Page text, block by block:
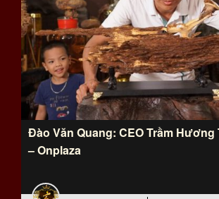
Đào Văn Quang: CEO Trầm Hương
– Onplaza